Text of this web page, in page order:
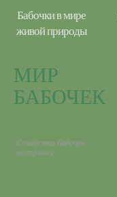
Бабочки в мире
живой природы
МИР
БАБОЧЕК
Семейство бабочек -
пестрянки